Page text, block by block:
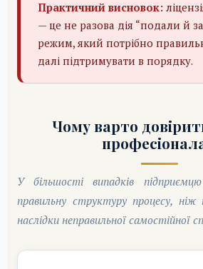
Практичний висновок:
— це не разова дія “подали й
режим, який потрібно
далі підтримувати в порядку.
Чому варто
У більшості випадків
правильну структуру процесу, ніж
наслідки неправильної самостійної